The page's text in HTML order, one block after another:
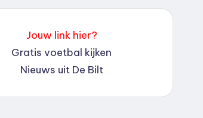
Jouw link hier?
Gratis voetbal kijken
Nieuws uit De Bilt